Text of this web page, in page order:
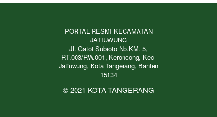
PORTAL RESMI KECAMATAN
JATIUWUNG
Jl. Gatot Subroto No.KM. 5,
RT.003/RW.001, Keroncong, Kec.
Jatiuwung, Kota Tangerang, Banten
15134
© 2021 KOTA TANGERANG